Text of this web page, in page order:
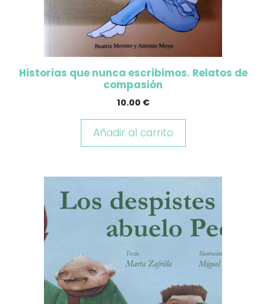
Historias que nunca escribimos. Relatos de
compasión
10.00 €
Añadir al carrito